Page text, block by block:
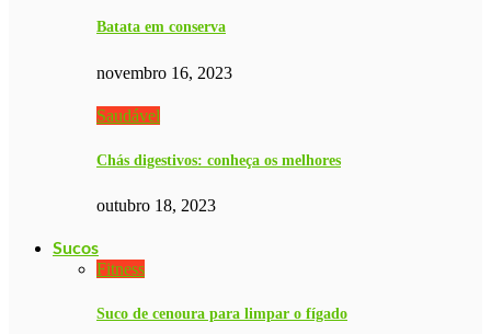
Batata em conserva
novembro 16, 2023
Saudável
Chás digestivos: conheça os melhores
outubro 18, 2023
Sucos
Fitness
Suco de cenoura para limpar o fígado